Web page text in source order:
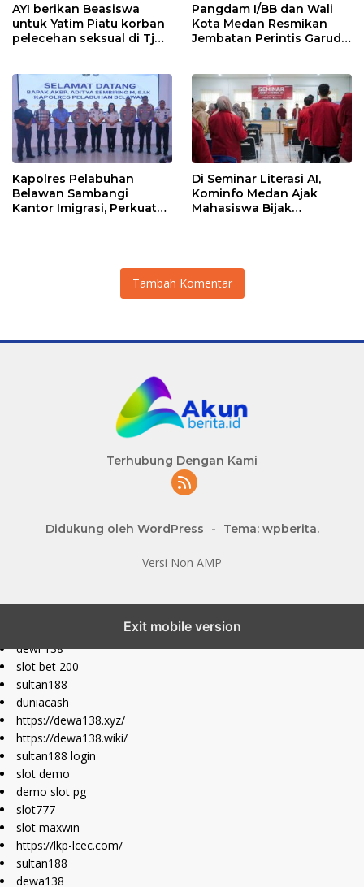
AYI berikan Beasiswa
untuk Yatim Piatu korban
pelecehan seksual di Tj
Pangdam I/BB dan Wali
Kota Medan Resmikan
Jembatan Perintis Garuda,
Maimun
Kapolres Pelabuhan
Belawan Sambangi
Kantor Imigrasi, Perkuat
Di Seminar Literasi AI,
Kominfo Medan Ajak
Mahasiswa Bijak
Tambah Komentar
Terhubung Dengan Kami
Didukung oleh WordPress - Tema: wpberita.
Versi Non AMP
Exit mobile version
dewi 138
slot bet 200
sultan188
duniacash
https://dewa138.xyz/
https://dewa138.wiki/
sultan188 login
slot demo
demo slot pg
slot777
slot maxwin
https://lkp-lcec.com/
sultan188
dewa138